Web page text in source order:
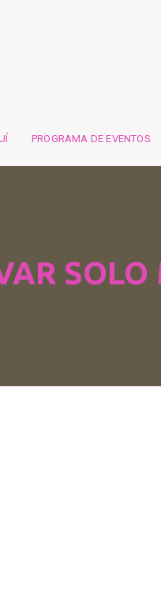
PROGRAMA DE EVENTOS
SOLO